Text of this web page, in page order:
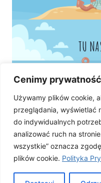
Cenimy
Używamy plików cookie,
przeglądania, wyświetlać
do indywidualnych
analizować ruch na
wszystkie” oznacza
plików cookie. Polityka
TU